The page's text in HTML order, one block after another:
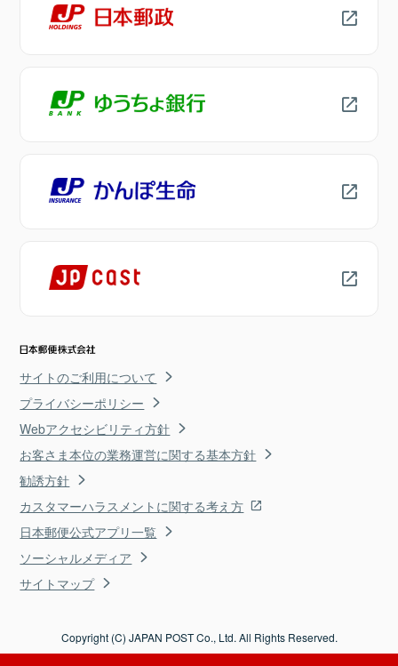
サイトのご利用について
プライバシーポリシー
Webアクセシビリティ方針
お客さま本位の業務運営に関する基本方針
勧誘方針
カスタマーハラスメントに関する考え方
日本郵便公式アプリ一覧
ソーシャルメディア
サイトマップ
Copyright (C) JAPAN POST Co., Ltd. All Rights Reserved.